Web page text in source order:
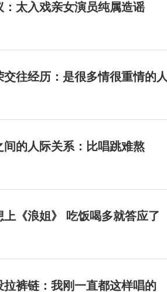
太入戏亲女演员纯属造谣
往经历：是很多情很重情的人
的人际关系：比唱跳难熬
《浪姐》 吃饭喝多就答应了
裤链：我刚一直都这样唱的